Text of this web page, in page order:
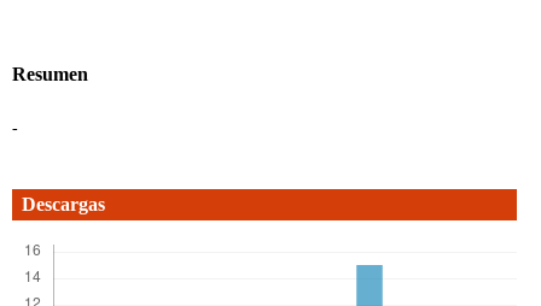
Resumen
-
Descargas